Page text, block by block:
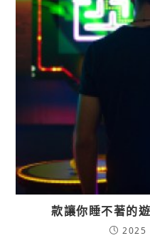
款讓你睡不著的
2025